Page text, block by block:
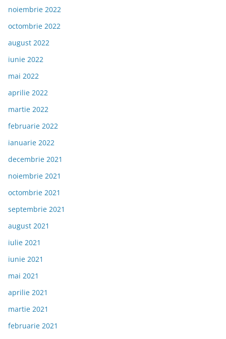
noiembrie 2022
octombrie 2022
august 2022
iunie 2022
mai 2022
aprilie 2022
martie 2022
februarie 2022
ianuarie 2022
decembrie 2021
noiembrie 2021
octombrie 2021
septembrie 2021
august 2021
iulie 2021
iunie 2021
mai 2021
aprilie 2021
martie 2021
februarie 2021